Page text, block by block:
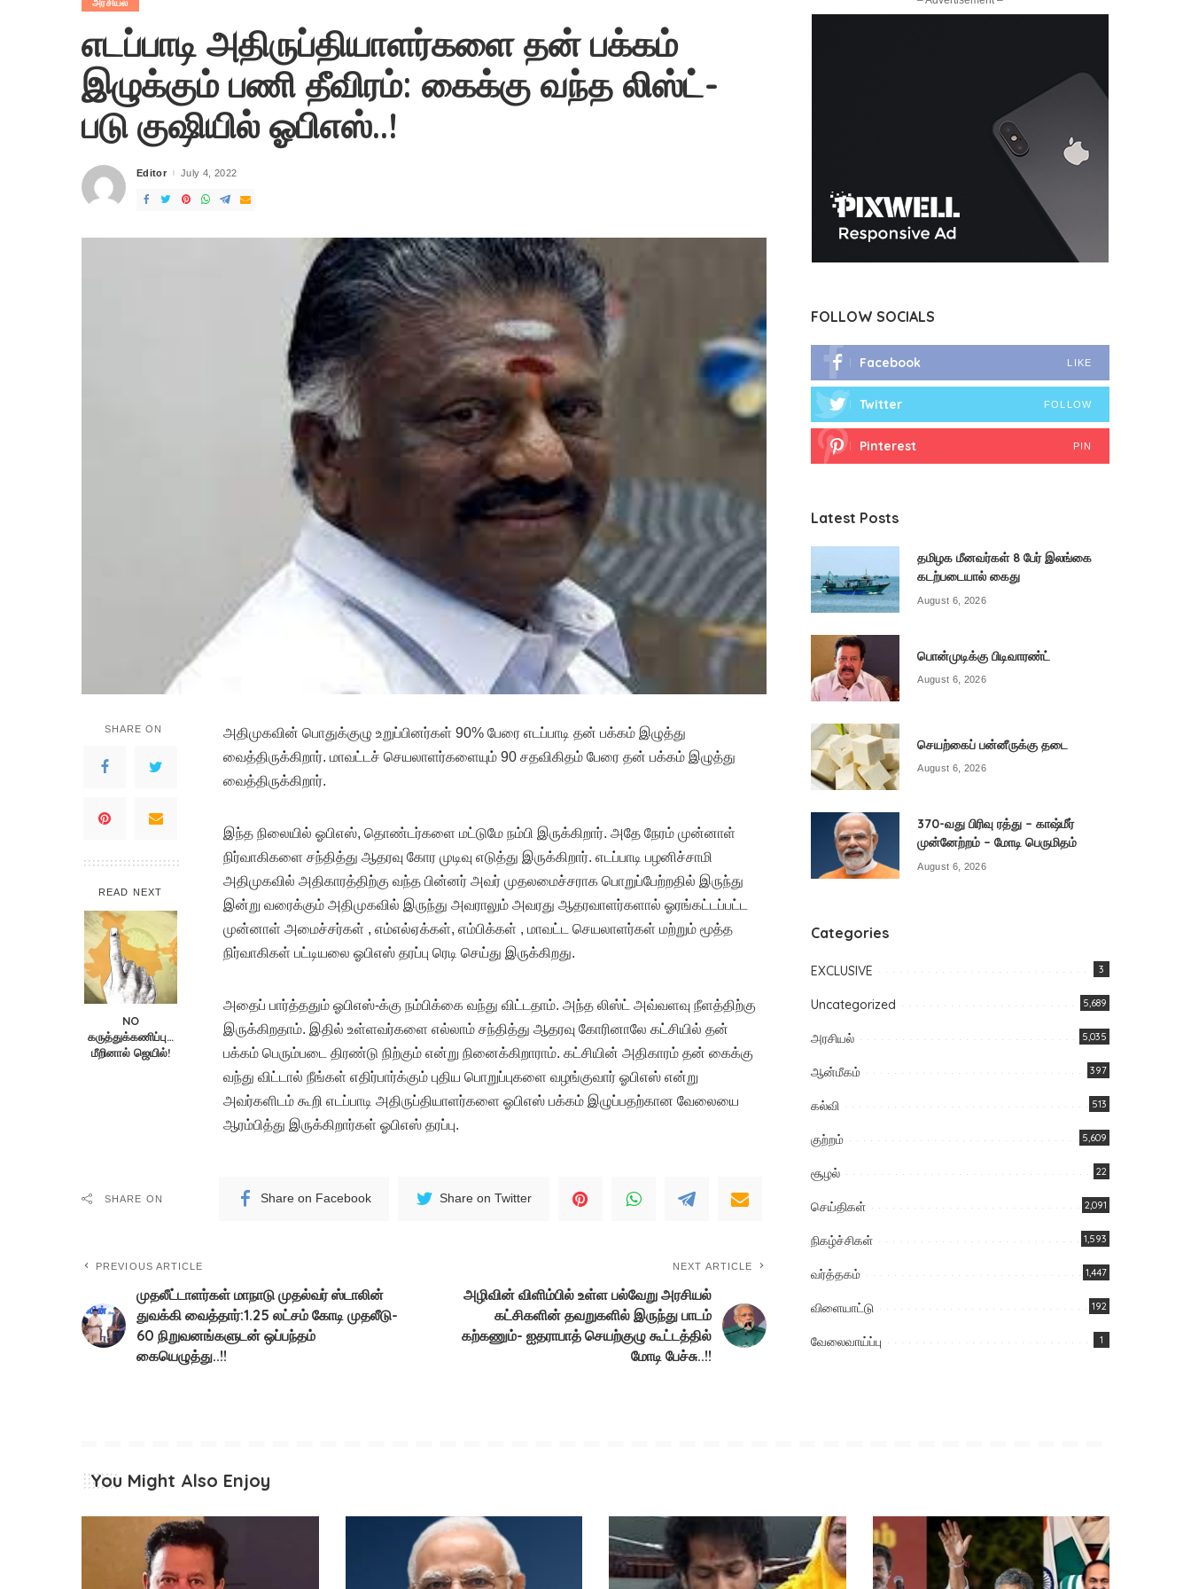
அரசியல்
எடப்பாடி அதிருப்தியாளர்களை தன் பக்கம்
இழுக்கும் பணி தீவிரம்: கைக்கு வந்த லிஸ்ட்-
படு குஷியில் ஓபிஎஸ்..!
Posted
Editor July 4, 2022
SHARE ON
READ NEXT
NO
கருத்துக்கணிப்பு…
மீறினால் ஜெயில்!
அதிமுகவின் பொதுக்குழு உறுப்பினர்கள் 90% பேரை எடப்பாடி தன் பக்கம் இழுத்து
வைத்திருக்கிறார். மாவட்டச் செயலாளர்களையும் 90 சதவிகிதம் பேரை தன் பக்கம் இழுத்து
வைத்திருக்கிறார்.
இந்த நிலையில் ஓபிஎஸ், தொண்டர்களை மட்டுமே நம்பி இருக்கிறார். அதே நேரம் முன்னாள்
நிர்வாகிகளை சந்தித்து ஆதரவு கோர முடிவு எடுத்து இருக்கிறார். எடப்பாடி பழனிச்சாமி
அதிமுகவில் அதிகாரத்திற்கு வந்த பின்னர் அவர் முதலமைச்சராக பொறுப்பேற்றதில் இருந்து
இன்று வரைக்கும் அதிமுகவில் இருந்து அவராலும் அவரது ஆதரவாளர்களால் ஓரங்கட்டப்பட்ட
முன்னாள் அமைச்சர்கள் , எம்எல்ஏக்கள், எம்பிக்கள் , மாவட்ட செயலாளர்கள் மற்றும் மூத்த
நிர்வாகிகள் பட்டியலை ஓபிஎஸ் தரப்பு ரெடி செய்து இருக்கிறது.
அதைப் பார்த்ததும் ஓபிஎஸ்-க்கு நம்பிக்கை வந்து விட்டதாம். அந்த லிஸ்ட் அவ்வளவு நீளத்திற்கு
இருக்கிறதாம். இதில் உள்ளவர்களை எல்லாம் சந்தித்து ஆதரவு கோரினாலே கட்சியில் தன்
பக்கம் பெரும்படை திரண்டு நிற்கும் என்று நினைக்கிறாராம். கட்சியின் அதிகாரம் தன் கைக்கு
வந்து விட்டால் நீங்கள் எதிர்பார்க்கும் புதிய பொறுப்புகளை வழங்குவார் ஓபிஎஸ் என்று
அவர்களிடம் கூறி எடப்பாடி அதிருப்தியாளர்களை ஓபிஎஸ் பக்கம் இழுப்பதற்கான வேலையை
ஆரம்பித்து இருக்கிறார்கள் ஓபிஎஸ் தரப்பு.
SHARE ON Share on Facebook Share on Twitter
PREVIOUS ARTICLE
முதலீட்டாளர்கள் மாநாடு முதல்வர் ஸ்டாலின்
துவக்கி வைத்தார்:1.25 லட்சம் கோடி முதலீடு-
60 நிறுவனங்களுடன் ஒப்பந்தம்
கையெழுத்து..!!
NEXT ARTICLE
அழிவின் விளிம்பில் உள்ள பல்வேறு அரசியல்
கட்சிகளின் தவறுகளில் இருந்து பாடம்
கற்கணும்- ஐதராபாத் செயற்குழு கூட்டத்தில்
மோடி பேச்சு..!!
FOLLOW SOCIALS
Facebook LIKE
Twitter FOLLOW
Pinterest PIN
Latest Posts
தமிழக மீனவர்கள் 8 பேர் இலங்கை
கடற்படையால் கைது
August 6, 2026
பொன்முடிக்கு பிடிவாரண்ட்
August 6, 2026
செயற்கைப் பன்னீருக்கு தடை
August 6, 2026
370-வது பிரிவு ரத்து – காஷ்மீர்
முன்னேற்றம் – மோடி பெருமிதம்
August 6, 2026
Categories
EXCLUSIVE 3
Uncategorized 5,689
அரசியல் 5,035
ஆன்மீகம் 397
கல்வி 513
குற்றம் 5,609
சூழல் 22
செய்திகள் 2,091
நிகழ்ச்சிகள் 1,593
வர்த்தகம் 1,447
விளையாட்டு 192
வேலைவாய்ப்பு 1
You Might Also Enjoy